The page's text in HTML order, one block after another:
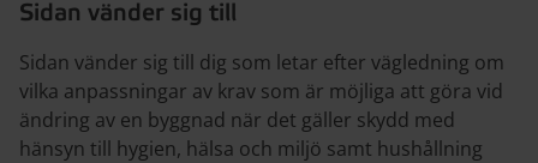
Sidan vänder sig till
Sidan vänder sig till dig som letar efter vägledning om
vilka anpassningar av krav som är möjliga att göra vid
ändring av en byggnad när det gäller skydd med
hänsyn till hygien, hälsa och miljö samt hushållning